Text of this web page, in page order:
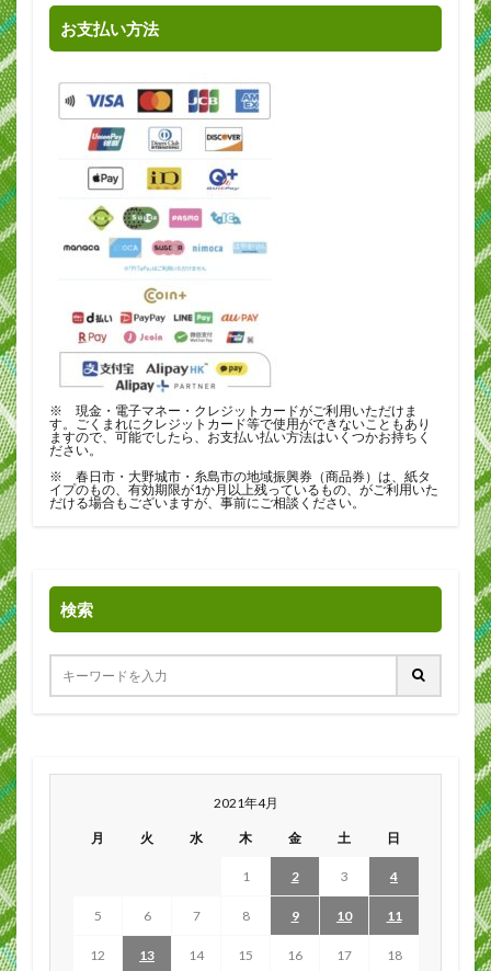
お支払い方法
※ 現金・電子マネー・クレジットカードがご利用いただけま
す。ごくまれにクレジットカード等で使用ができないこともあり
ますので、可能でしたら、お支払い払い方法はいくつかお持ちく
ださい。
※ 春日市・大野城市・糸島市の地域振興券（商品券）は、紙タ
イプのもの、有効期限が1か月以上残っているもの、がご利用いた
だける場合もございますが、事前にご相談ください。
検索
2021年4月
月 火 水 木 金 土 日
1 2 3 4
5 6 7 8 9 10 11
12 13 14 15 16 17 18